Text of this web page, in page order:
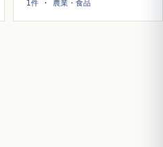
1件 · 農業・食品